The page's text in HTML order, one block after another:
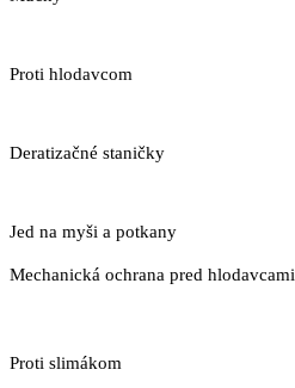
Proti hlodavcom
Deratizačné staničky
Jed na myši a potkany
Mechanická ochrana pred hlodavcami
Proti slimákom